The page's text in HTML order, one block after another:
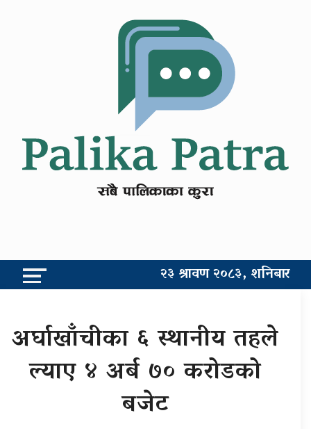
२३ श्रावण २०८३, शनिबार
अर्घाखाँचीका ६ स्थानीय तहले
ल्याए ४ अर्ब ७० करोडको
बजेट